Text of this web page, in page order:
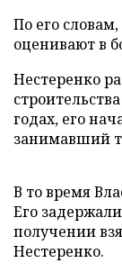
По его
оценивают в
Нестеренко
годах, его
занимавший
В то время
Его
получении
Нестеренко.